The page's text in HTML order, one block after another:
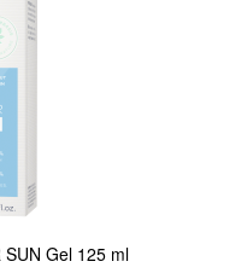
SUN Gel 125 ml